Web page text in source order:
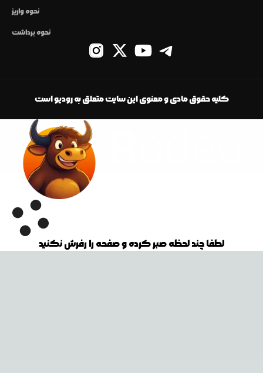
نحوه واریز
نحوه برداشت
کلیه حقوق مادی و معنوی این سایت متعلق به رودیو است
لطفا چند لحظه صبر کرده و صفحه را رفرش نکنید